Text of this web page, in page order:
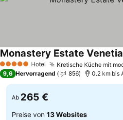
5 Sterne Hotel Kretische Küche mit
Monastery Estate
9,6 Hervorragend 856 0.2 km bis
Ab 265 €
Preise von 13 Websites